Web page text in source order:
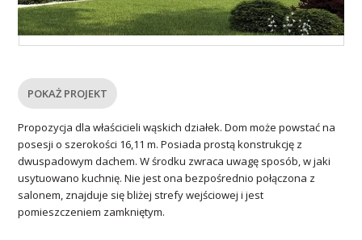
POKAŻ PROJEKT
Propozycja dla właścicieli wąskich działek. Dom może powstać na
posesji o szerokości 16,11 m. Posiada prostą konstrukcję z
dwuspadowym dachem. W środku zwraca uwagę sposób, w jaki
usytuowano kuchnię. Nie jest ona bezpośrednio połączona z
salonem, znajduje się bliżej strefy wejściowej i jest
pomieszczeniem zamkniętym.